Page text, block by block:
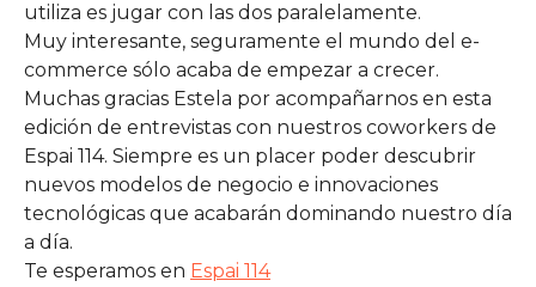
utiliza es jugar con las dos paralelamente.
Muy interesante, seguramente el mundo del e-
commerce sólo acaba de empezar a crecer.
Muchas gracias Estela por acompañarnos en esta
edición de entrevistas con nuestros coworkers de
Espai 114. Siempre es un placer poder descubrir
nuevos modelos de negocio e innovaciones
tecnológicas que acabarán dominando nuestro día
a día.
Te esperamos en Espai 114